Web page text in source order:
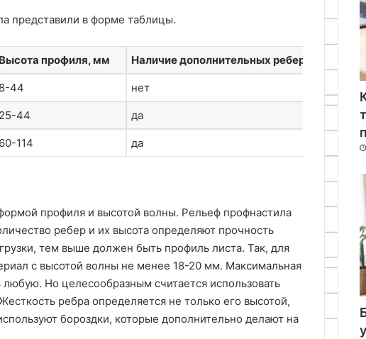
представили в форме таблицы.
Высота профиля, мм Наличие дополнительных ребер жесткости
8-44 нет
25-44 да
60-114 да
профиля и высотой волны. Рельеф профнастила
ребер и их высота определяют прочность
тем выше должен быть профиль листа. Так, для
с высотой волны не менее 18-20 мм. Максимальная
Но целесообразным считается использовать
ребра определяется не только его высотой,
бороздки, которые дополнительно делают на